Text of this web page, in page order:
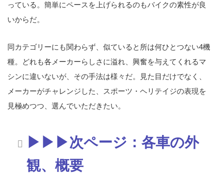
っている。簡単にペースを上げられるのもバイクの素性が良
いからだ。
同カテゴリーにも関わらず、似ていると所は何ひとつない4機
種。どれも各メーカーらしさに溢れ、興奮を与えてくれるマ
シンに違いないが、その手法は様々だ。見た目だけでなく、
メーカーがチャレンジした、スポーツ・ヘリテイジの表現を
見極めつつ、選んでいただきたい。
▶▶▶次ページ：各車の外
観、概要